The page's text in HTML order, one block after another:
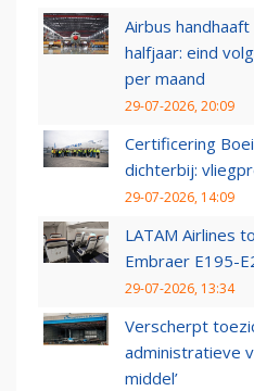
Airbus
halfjaar: eind
per maand
29-07-2026, 20:09
Certificering
dichterbij:
29-07-2026, 14:09
LATAM Airlines
Embraer E195-
29-07-2026, 13:34
Verscherpt
administratieve
middel’